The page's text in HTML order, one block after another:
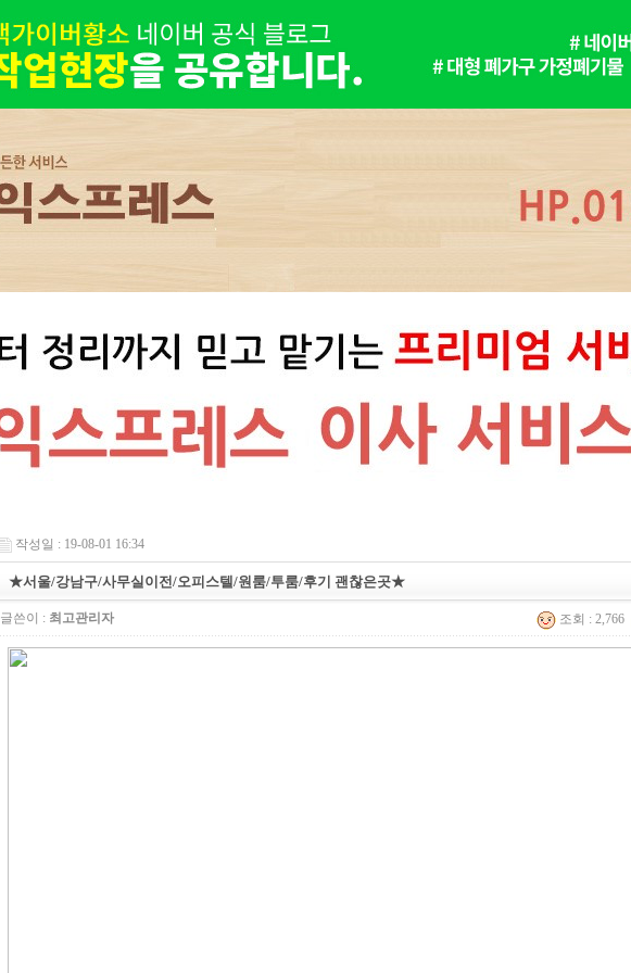
작성일 : 19-08-01 16:34
★서울/강남구/사무실이전/오피스텔/원룸/투룸/후기 괜찮은곳★
글쓴이 : 최고관리자 조회 : 2,766